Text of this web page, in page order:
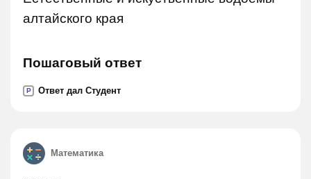
алтайского края
Пошаговый ответ
P Ответ дал Студент
Математика